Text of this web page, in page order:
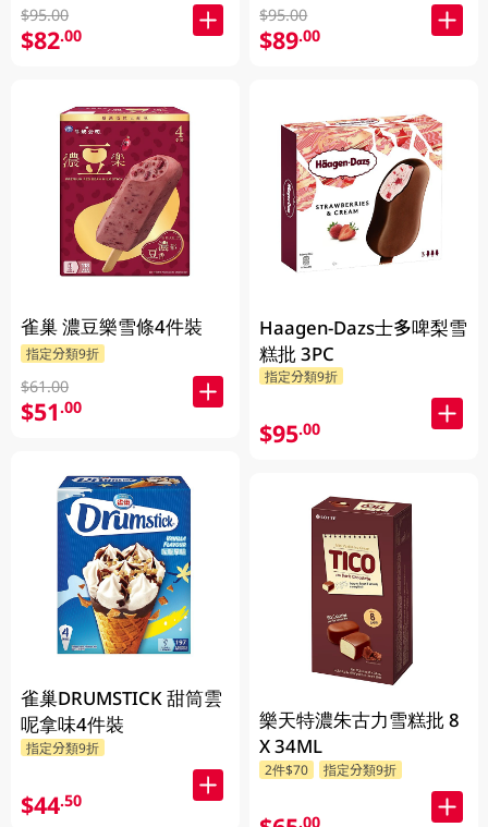
$95.00
$82.00
雀巢 濃豆樂雪條4件裝
指定分類9折
$61.00
$51.00
雀巢DRUMSTICK 甜筒雲
呢拿味4件裝
指定分類9折
$44.50
$95.00
$89.00
Haagen-Dazs士多啤梨雪
糕批 3PC
指定分類9折
$95.00
樂天特濃朱古力雪糕批 8
X 34ML
2件$70 指定分類9折
.00